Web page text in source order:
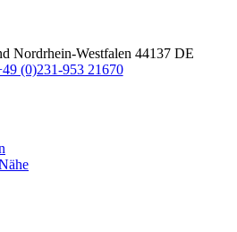
Nordrhein-Westfalen 44137 DE
(0)231-953 21670